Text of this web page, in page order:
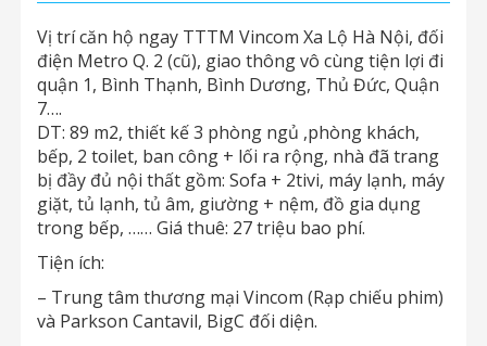
Vị trí căn hộ ngay TTTM Vincom Xa Lộ Hà Nội, đối
điện Metro Q. 2 (cũ), giao thông vô cùng tiện lợi đi
quận 1, Bình Thạnh, Bình Dương, Thủ Đức, Quận
7….
DT: 89 m2, thiết kế 3 phòng ngủ ,phòng khách,
bếp, 2 toilet, ban công + lối ra rộng, nhà đã trang
bị đầy đủ nội thất gồm: Sofa + 2tivi, máy lạnh, máy
giặt, tủ lạnh, tủ âm, giường + nệm, đồ gia dụng
trong bếp, …… Giá thuê: 27 triệu bao phí.
Tiện ích:
– Trung tâm thương mại Vincom (Rạp chiếu phim)
và Parkson Cantavil, BigC đối diện.